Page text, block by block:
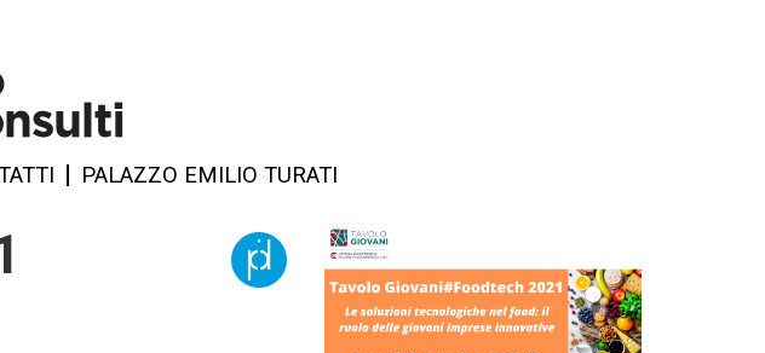
PALAZZO EMILIO TURATI